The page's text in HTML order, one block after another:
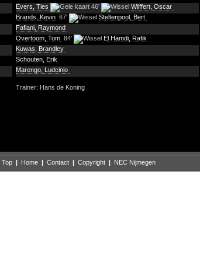
Evers, Ties
46'
Wilffert, Oscar
Brands, Kevin 67'
Steltenpool, Bert
Fafiani, Raymond
Overtoom, Tom 84'
El Hamdi, Rafik
Kuwas, Brandley
Schouten, Erik
Marengo, Ludcinio
Trainer: Hans de Koning
Top | Home | Contact | Copyright | NEC Nijmegen